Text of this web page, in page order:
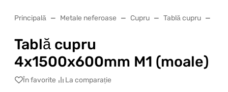
Principală Metale neferoase Cupru Tablă cupru
Tablă cupru
4x1500x600mm М1 (moale)
În favorite La comparație